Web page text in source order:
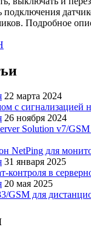
Подробное
22 марта 2024
с сигнализацией
26 ноября 2024
Solution v7/
NetPing для
31 января 2025
контроля в
20 мая 2025
GSM для